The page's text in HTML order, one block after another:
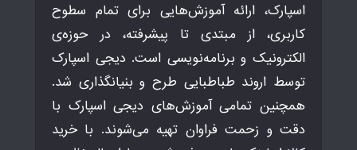
اسپارک، ارائه آموزش‌هایی برای تمام سطوح
کاربری، از مبتدی تا پیشرفته، در حوزه‌ی
الکترونیک و برنامه‌نویسی است. دیجی اسپارک
توسط اروند طباطبایی طرح و بنیانگذاری شد.
همچنین تمامی آموزش‌های دیجی اسپارک با
دقت و زحمت فراوان تهیه می‌شوند. با خرید